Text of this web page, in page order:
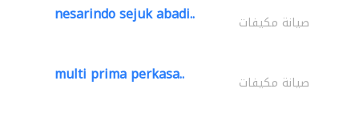
nesarindo sejuk abadi.. صيانة مكيفات
multi prima perkasa.. صيانة مكيفات